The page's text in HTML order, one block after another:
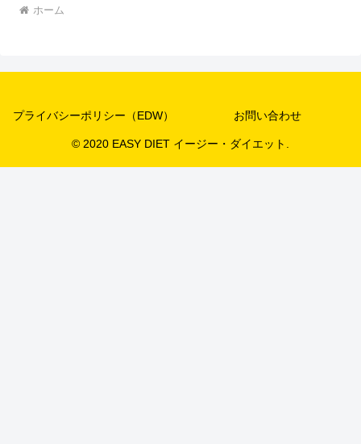
ホーム
プライバシーポリシー（EDW） お問い合わせ
© 2020 EASY DIET イージー・ダイエット.